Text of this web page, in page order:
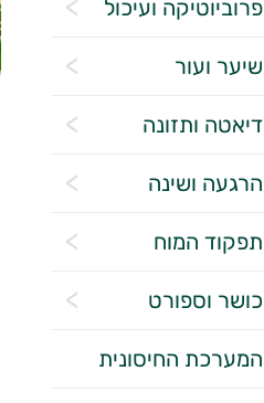
פרוביוטיקה ועיכול
שיער ועור
דיאטה ותזונה
הרגעה ושינה
תפקוד המוח
כושר וספורט
המערכת החיסונית